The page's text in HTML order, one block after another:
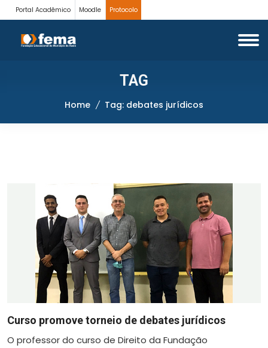
Portal Acadêmico Moodle Protocolo
TAG
Home Tag: debates jurídicos
Curso promove torneio de debates jurídicos
O professor do curso de Direito da Fundação